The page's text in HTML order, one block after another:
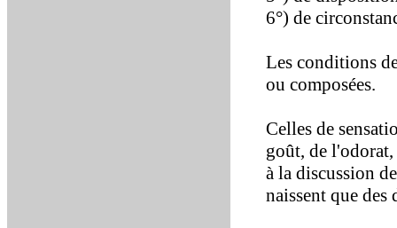
6°) de
Les conditions
ou composées.
Celles de
goût, de
à la discussion
naissent que des